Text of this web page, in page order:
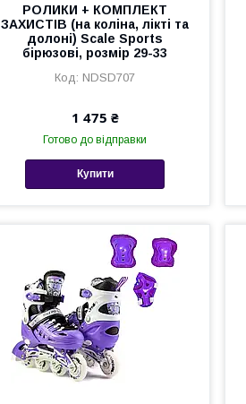
РОЛИКИ + КОМПЛЕКТ
ЗАХИСТІВ (на коліна, лікті та
долоні) Scale Sports
бірюзові, розмір 29-33
NDSD707
1 475 ₴
Готово до відправки
Купити